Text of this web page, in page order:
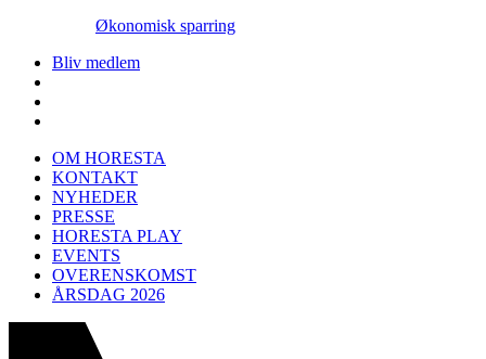
Økonomisk sparring
Bliv medlem
OM HORESTA
KONTAKT
NYHEDER
PRESSE
HORESTA PLAY
EVENTS
OVERENSKOMST
ÅRSDAG 2026